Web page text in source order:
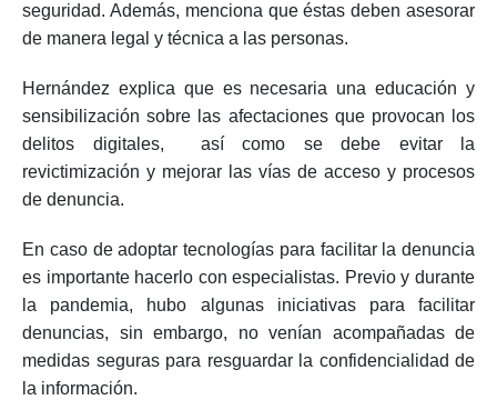
seguridad. Además, menciona que éstas deben asesorar
de manera legal y técnica a las personas.
Hernández explica que es necesaria una educación y
sensibilización sobre las afectaciones que provocan los
delitos digitales, así como se debe evitar la
revictimización y mejorar las vías de acceso y procesos
de denuncia.
En caso de adoptar tecnologías para facilitar la denuncia
es importante hacerlo con especialistas. Previo y durante
la pandemia, hubo algunas iniciativas para facilitar
denuncias, sin embargo, no venían acompañadas de
medidas seguras para resguardar la confidencialidad de
la información.